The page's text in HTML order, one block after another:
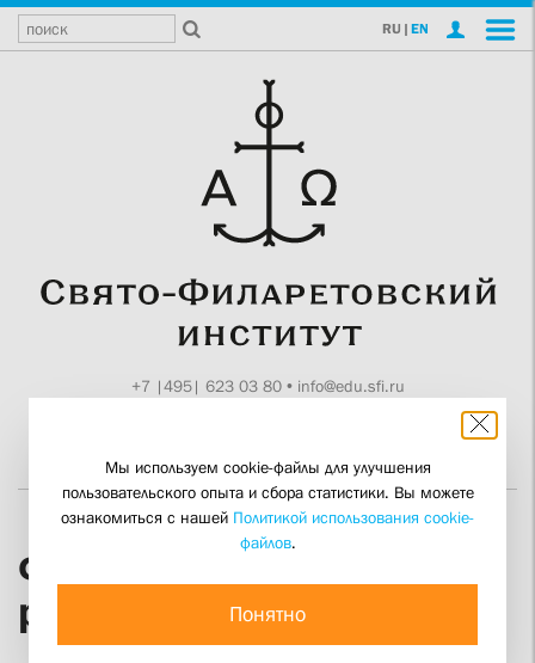
RU | EN
+7 |495| 623 03 80• info@edu.sfi.ru
Факультет
религиоведения
Мы используем cookie-файлы для улучшения
пользовательского опыта и сбора статистики. Вы можете
ознакомиться с нашей Политикой использования cookie-
файлов.
Понятно